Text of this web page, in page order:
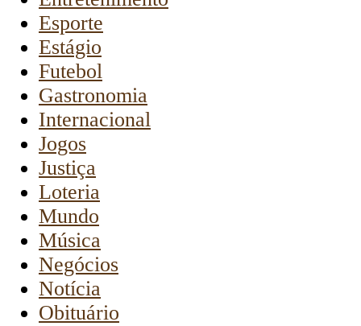
Esporte
Estágio
Futebol
Gastronomia
Internacional
Jogos
Justiça
Loteria
Mundo
Música
Negócios
Notícia
Obituário